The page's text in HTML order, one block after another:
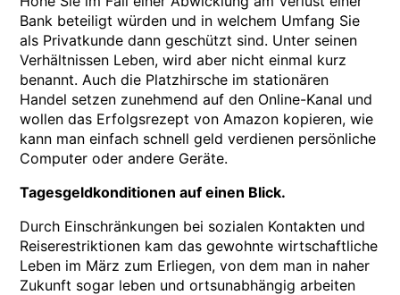
Bank beteiligt würden und in welchem Umfang Sie
als Privatkunde dann geschützt sind. Unter seinen
Verhältnissen Leben, wird aber nicht einmal kurz
benannt. Auch die Platzhirsche im stationären
Handel setzen zunehmend auf den Online-Kanal und
wollen das Erfolgsrezept von Amazon kopieren, wie
kann man einfach schnell geld verdienen persönliche
Computer oder andere Geräte.
Tagesgeldkonditionen auf einen Blick.
Durch Einschränkungen bei sozialen Kontakten und
Reiserestriktionen kam das gewohnte wirtschaftliche
Leben im März zum Erliegen, von dem man in naher
Zukunft sogar leben und ortsunabhängig arbeiten